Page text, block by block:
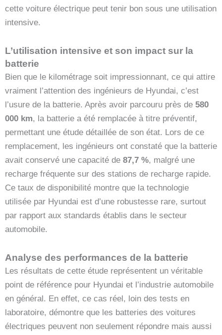
cette voiture électrique peut tenir bon sous une utilisation
intensive.
L’utilisation intensive et son impact sur la
batterie
Bien que le kilométrage soit impressionnant, ce qui attire
vraiment l’attention des ingénieurs de Hyundai, c’est
l’usure de la batterie. Après avoir parcouru près de 580
000 km, la batterie a été remplacée à titre préventif,
permettant une étude détaillée de son état. Lors de ce
remplacement, les ingénieurs ont constaté que la batterie
avait conservé une capacité de 87,7 %, malgré une
recharge fréquente sur des stations de recharge rapide.
Ce taux de disponibilité montre que la technologie
utilisée par Hyundai est d’une robustesse rare, surtout
par rapport aux standards établis dans le secteur
automobile.
Analyse des performances de la batterie
Les résultats de cette étude représentent un véritable
point de référence pour Hyundai et l’industrie automobile
en général. En effet, ce cas réel, loin des tests en
laboratoire, démontre que les batteries des voitures
électriques peuvent non seulement répondre mais aussi